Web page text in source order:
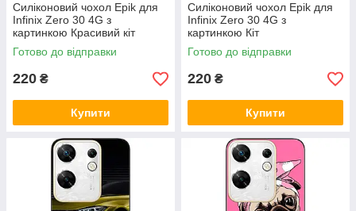
Силіконовий чохол Epik для
Infinix Zero 30 4G з
картинкою Красивий кіт
Готово до відправки
220 ₴
Купити
Силіконовий чохол Epik для
Infinix Zero 30 4G з
картинкою Кіт
Готово до відправки
220 ₴
Купити